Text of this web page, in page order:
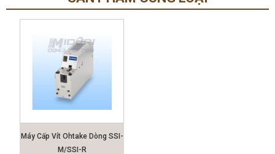
Máy Cấp Vít Ohtake Dòng SSI-
M/SSI-R